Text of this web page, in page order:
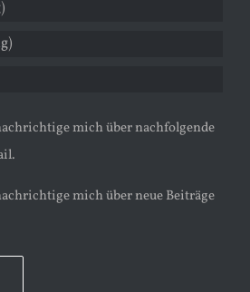
mich über nachfolgende
mich über neue Beiträge